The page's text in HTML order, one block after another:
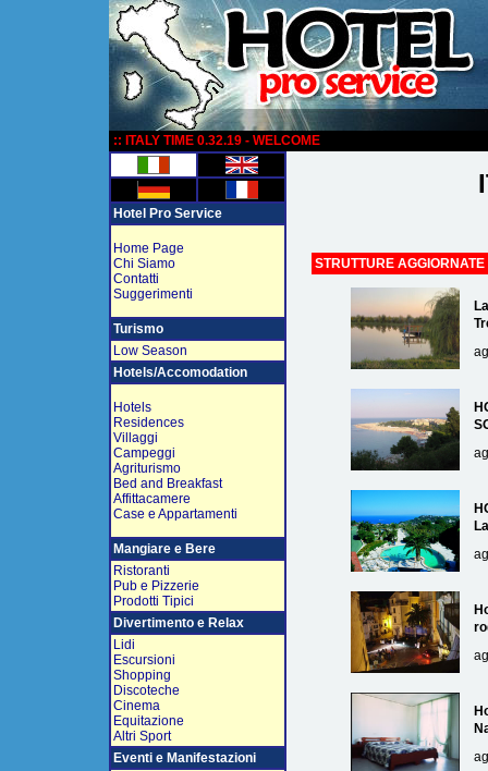
:: ITALY TIME 0.32.19 - WELCOME
Hotel Pro Service
Home Page
Chi Siamo
Contatti
Suggerimenti
Turismo
Low Season
Hotels/Accomodation
Hotels
Residences
Villaggi
Campeggi
Agriturismo
Bed and Breakfast
Affittacamere
Case e Appartamenti
Mangiare e Bere
Ristoranti
Pub e Pizzerie
Prodotti Tipici
Divertimento e Relax
Lidi
Escursioni
Shopping
Discoteche
Cinema
Equitazione
Altri Sport
Eventi e Manifestazioni
STRUTTURE